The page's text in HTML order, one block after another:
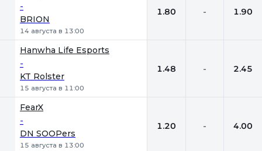
-
BRION
14 августа в 13:00
1.80 - 1.90
Hanwha Life Esports
-
KT Rolster
15 августа в 11:00
1.48 - 2.45
FearX
-
DN SOOPers
15 августа в 13:00
1.20 - 4.00